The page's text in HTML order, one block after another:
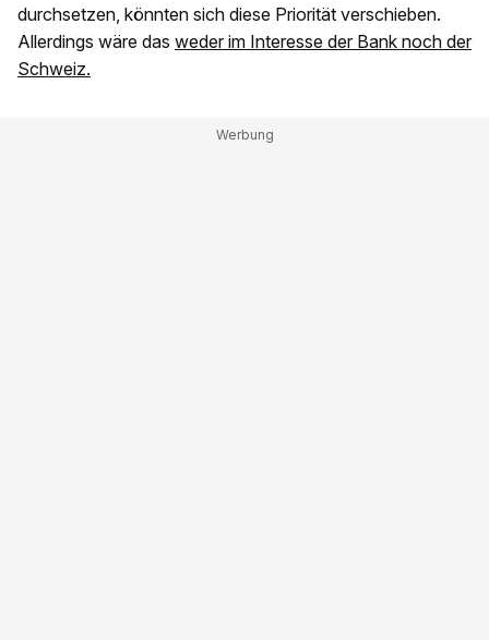
durchsetzen, könnten sich diese Priorität verschieben.
Allerdings wäre das weder im Interesse der Bank noch der
Schweiz.